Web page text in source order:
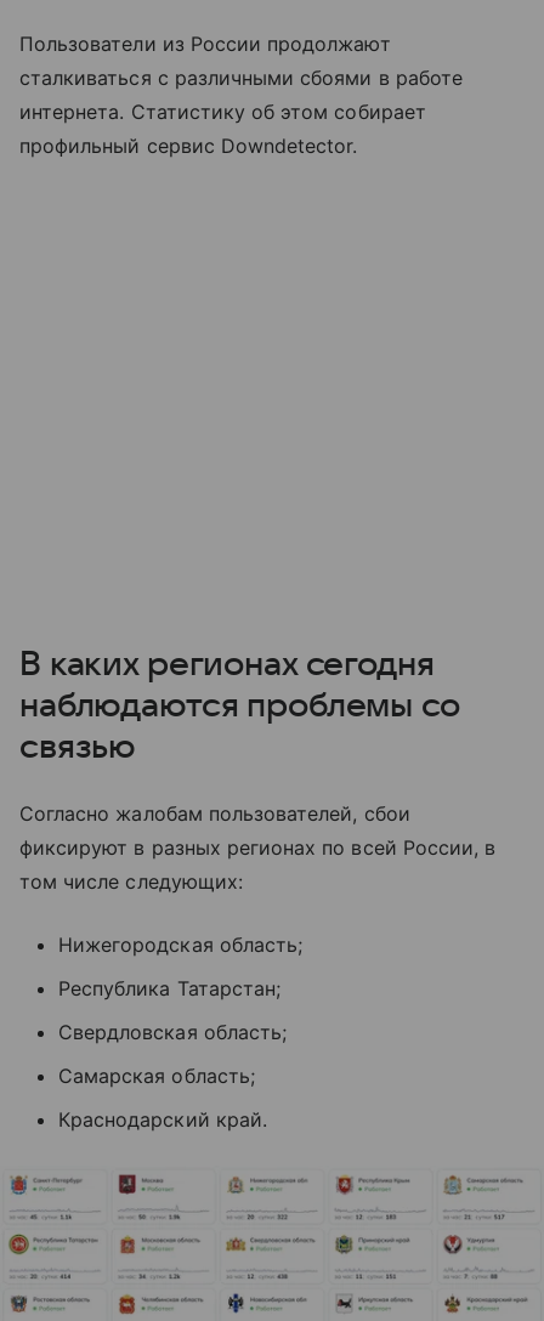
Пользователи из России продолжают
сталкиваться с различными сбоями в работе
интернета. Статистику об этом собирает
профильный сервис Downdetector.
В каких регионах сегодня
наблюдаются проблемы со
связью
Согласно жалобам пользователей, сбои
фиксируют в разных регионах по всей России, в
том числе следующих:
Нижегородская область;
Республика Татарстан;
Свердловская область;
Самарская область;
Краснодарский край.